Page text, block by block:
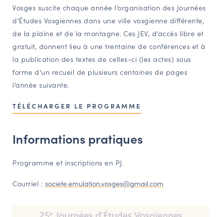
NAVIGATION FILTRÉE « ACTEURS »
PORTAIL CULTURE
Comité d'Histoire Régionale
Service Inventaire et Patrimoines de la Région Grand Est
VOUS ÊTES…
Responsables de structures
Étudiants & chercheurs
Vosges suscite chaque année l’organisation des Journées
d’Études Vosgiennes dans une ville vosgienne différente,
de la plaine et de la montagne. Ces JEV, d’accès libre et
gratuit, donnent lieu à une trentaine de conférences et à
la publication des textes de celles-ci (les actes) sous
forme d’un recueil de plusieurs centaines de pages
l’année suivante.
TÉLÉCHARGER LE PROGRAMME
Informations pratiques
Programme et inscriptions en PJ.
Courriel : societe.emulation.vosges@gmail.com